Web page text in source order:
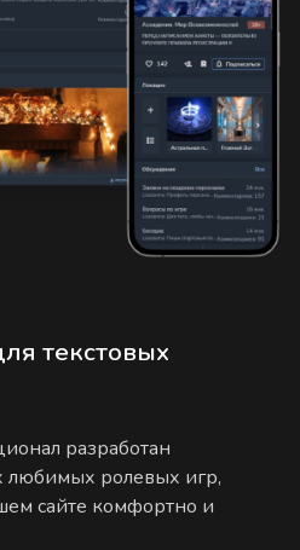
текстовых
разработан
любимых ролевых игр,
сайте комфортно и